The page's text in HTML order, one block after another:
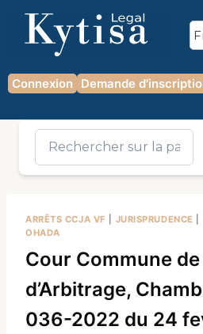
Connexion Demande
ARRÊTS CCJA VF JURISPRUDENCE
OHADA
Cour Commune
d’Arbitrage,
036-2022 du 24